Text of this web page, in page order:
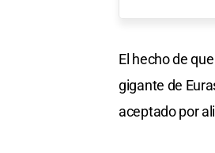
El hecho de
gigante de
aceptado por